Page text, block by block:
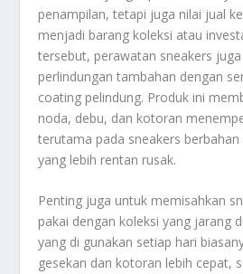
penampilan, tetapi juga nilai jual
menjadi barang koleksi atau
tersebut, perawatan sneakers
perlindungan tambahan dengan
coating pelindung. Produk ini
noda, debu, dan kotoran
terutama pada sneakers
yang lebih rentan rusak.
Penting juga untuk memisahkan
pakai dengan koleksi yang jarang
yang di gunakan setiap hari
gesekan dan kotoran lebih cepat,